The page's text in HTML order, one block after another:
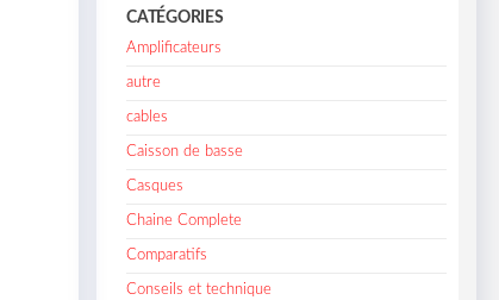
CATÉGORIES
Amplificateurs
autre
cables
Caisson de basse
Casques
Chaine Complete
Comparatifs
Conseils et technique